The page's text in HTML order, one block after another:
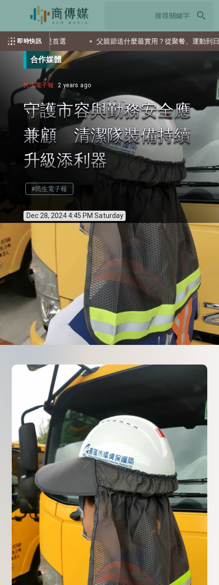
search
即時快訊
會是首選 父親節送什麼最實用？從聚餐、運動到日常營
合作媒體
民生電子報 2 years ago
守護市容與勤務安全應
兼顧 清潔隊裝備持續
升級添利器
#民生電子報
Dec 28, 2024 4:45 PM Saturday